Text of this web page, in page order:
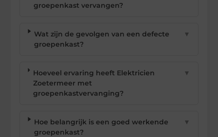
groepenkast vervangen?
Wat zijn de gevolgen van een defecte
groepenkast?
▼
Hoeveel ervaring heeft Elektricien
Zoetermeer met
groepenkastvervanging?
▼
Hoe belangrijk is een goed werkende
groepenkast?
▼